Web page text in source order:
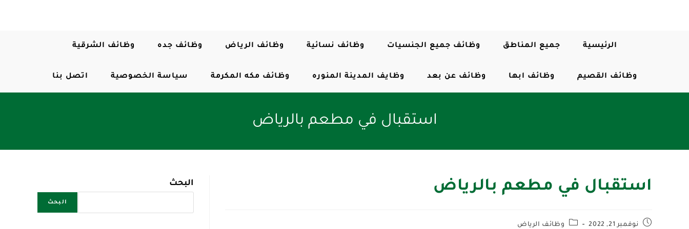
الرئيسية جميع المناطق وظائف جميع الجنسيات وظائف نسائية وظائف الرياض وظائف جده وظائف الشرقية
وظائف القصيم وظائف ابها وظائف عن بعد وظايف المدينة المنوره وظائف مكه المكرمة سياسة الخصوصية اتصل بنا
استقبال في مطعم بالرياض
استقبال في مطعم بالرياض
نوفمبر 21, 2022 وظائف الرياض
البحث
البحث